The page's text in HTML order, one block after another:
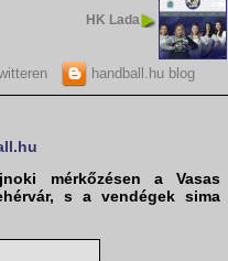
HK Lada
handball.hu blog
mérkőzésen a Vasas
s a vendégek sima